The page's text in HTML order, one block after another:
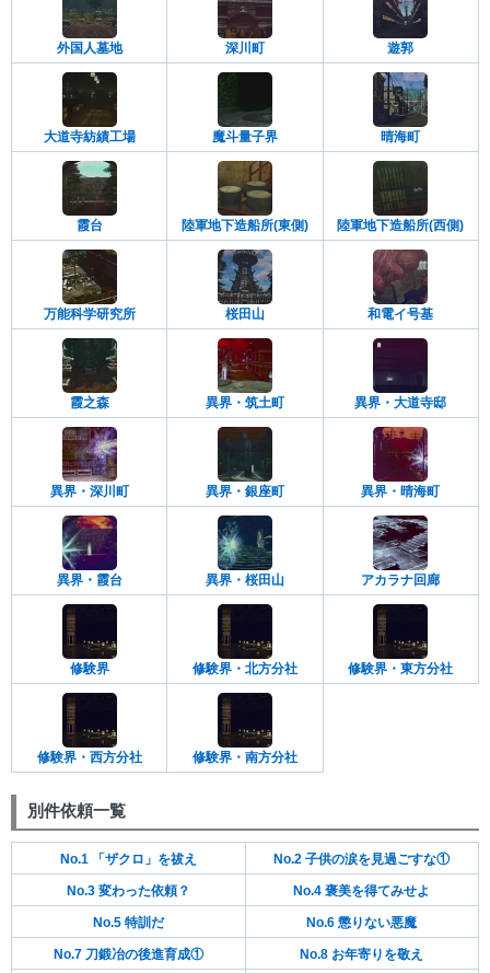
外国人墓地 深川町 遊郭
大道寺紡績工場 魔斗量子界 晴海町
霞台 陸軍地下造船所(東側) 陸軍地下造船所(西側)
万能科学研究所 桜田山 和電イ号基
霞之森 異界・筑土町 異界・大道寺邸
異界・深川町 異界・銀座町 異界・晴海町
異界・霞台 異界・桜田山 アカラナ回廊
修験界 修験界・北方分社 修験界・東方分社
修験界・西方分社 修験界・南方分社
別件依頼一覧
No.1 「ザクロ」を祓え No.2 子供の涙を見過ごすな①
No.3 変わった依頼？ No.4 褒美を得てみせよ
No.5 特訓だ No.6 懲りない悪魔
No.7 刀鍛冶の後進育成① No.8 お年寄りを敬え